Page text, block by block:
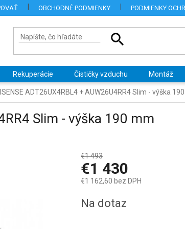
OBCHODNÉ PODMIENKY PODMIENKY
Rekuperácie Čističky vzduchu Montáž
ADT26UX4RBL4 + AUW26U4RR4 Slim - výška
Slim - výška 190 mm
€1 493
€1 430
€1 162,60 bez DPH
cena:
Na dotaz